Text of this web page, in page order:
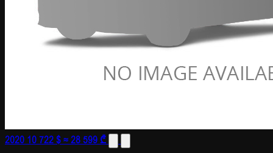
2020 10 722 $≈ 28 599 ₾